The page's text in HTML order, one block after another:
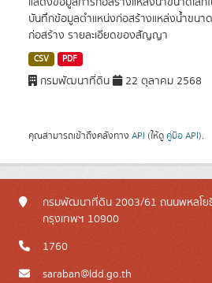
บันทึกข้อมูลตำแหน่งก่อสร้างแหล่งน้ำขนา
ก่อสร้าง รายละเอียดของสัญญา
CSV PDF
กรมพัฒนาที่ดิน 22 ตุลาคม 2568
คุณสามารถเข้าถึงคลังทาง API (ให้ดู คู่มือ API).
กรมพัฒนาที่ดิน 2003/61 ถนนพหลโย
กรุงเทพฯ 10900
1760
saraban@ldd.go.th